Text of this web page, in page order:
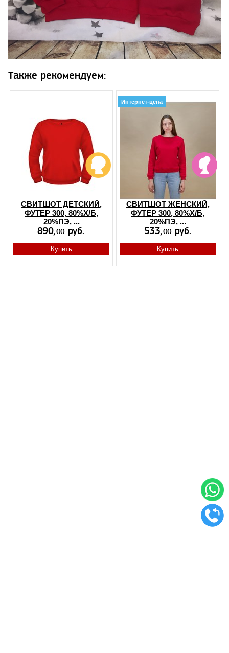
Также рекомендуем:
СВИТШОТ ДЕТСКИЙ,
ФУТЕР 300, 80%Х/Б,
20%ПЭ, ...
Купить
Интернет-цена
СВИТШОТ ЖЕНСКИЙ,
ФУТЕР 300, 80%Х/Б,
20%ПЭ, ...
Купить